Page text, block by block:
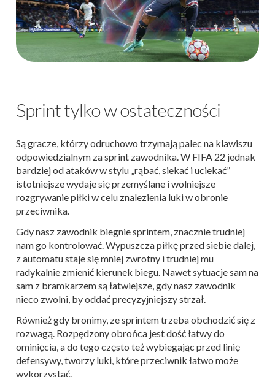
Sprint tylko w ostateczności
Są gracze, którzy odruchowo trzymają palec na klawiszu
odpowiedzialnym za sprint zawodnika. W FIFA 22 jednak
bardziej od ataków w stylu „rąbać, siekać i uciekać”
istotniejsze wydaje się przemyślane i wolniejsze
rozgrywanie piłki w celu znalezienia luki w obronie
przeciwnika.
Gdy nasz zawodnik biegnie sprintem, znacznie trudniej
nam go kontrolować. Wypuszcza piłkę przed siebie dalej,
z automatu staje się mniej zwrotny i trudniej mu
radykalnie zmienić kierunek biegu. Nawet sytuacje sam na
sam z bramkarzem są łatwiejsze, gdy nasz zawodnik
nieco zwolni, by oddać precyzyjniejszy strzał.
Również gdy bronimy, ze sprintem trzeba obchodzić się z
rozwagą. Rozpędzony obrońca jest dość łatwy do
ominięcia, a do tego często też wybiegając przed linię
defensywy, tworzy luki, które przeciwnik łatwo może
wykorzystać.